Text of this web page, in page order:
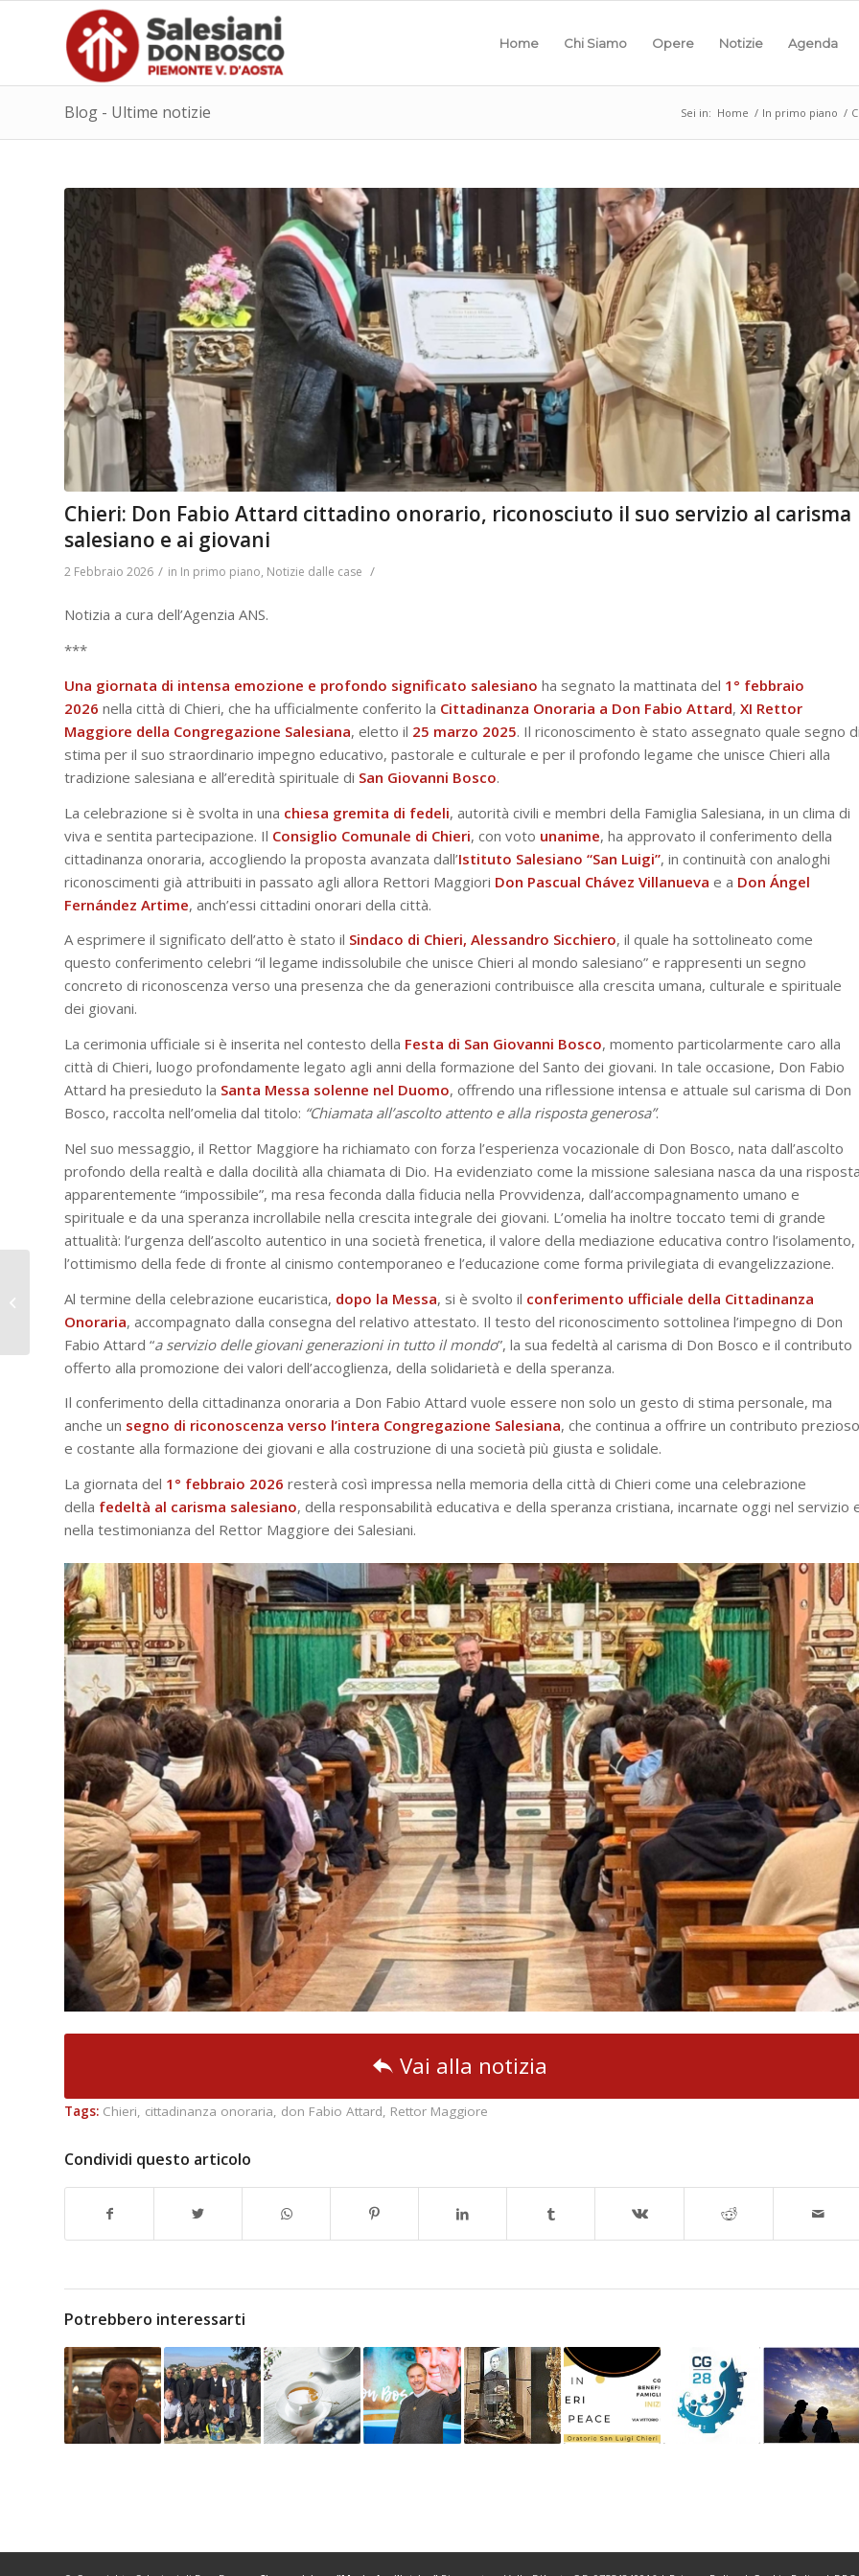
Home Chi Siamo Opere Notizie Agenda
Blog - Ultime notizie Sei in: Home / In primo piano /
Chieri: Don Fabio Attard cittadino onorario, riconosciuto il suo servizio al carisma
salesiano e ai giovani
2 Febbraio 2026 / in In primo piano, Notizie dalle case /
Notizia a cura dell’Agenzia ANS.
***
Una giornata di intensa emozione e profondo significato salesiano ha segnato la mattinata del 1° febbraio
2026 nella città di Chieri, che ha ufficialmente conferito la Cittadinanza Onoraria a Don Fabio Attard, XI Rettor
Maggiore della Congregazione Salesiana, eletto il 25 marzo 2025. Il riconoscimento è stato assegnato quale segno
stima per il suo straordinario impegno educativo, pastorale e culturale e per il profondo legame che unisce Chieri alla
tradizione salesiana e all’eredità spirituale di San Giovanni Bosco.
La celebrazione si è svolta in una chiesa gremita di fedeli, autorità civili e membri della Famiglia Salesiana, in un clima di
viva e sentita partecipazione. Il Consiglio Comunale di Chieri, con voto unanime, ha approvato il conferimento della
cittadinanza onoraria, accogliendo la proposta avanzata dall’Istituto Salesiano “San Luigi”, in continuità con analoghi
riconoscimenti già attribuiti in passato agli allora Rettori Maggiori Don Pascual Chávez Villanueva e a Don Ángel
Fernández Artime, anch’essi cittadini onorari della città.
A esprimere il significato dell’atto è stato il Sindaco di Chieri, Alessandro Sicchiero, il quale ha sottolineato come
questo conferimento celebri “il legame indissolubile che unisce Chieri al mondo salesiano” e rappresenti un segno
concreto di riconoscenza verso una presenza che da generazioni contribuisce alla crescita umana, culturale e spirituale
dei giovani.
La cerimonia ufficiale si è inserita nel contesto della Festa di San Giovanni Bosco, momento particolarmente caro alla
città di Chieri, luogo profondamente legato agli anni della formazione del Santo dei giovani. In tale occasione, Don Fabio
Attard ha presieduto la Santa Messa solenne nel Duomo, offrendo una riflessione intensa e attuale sul carisma di Don
Bosco, raccolta nell’omelia dal titolo: “Chiamata all’ascolto attento e alla risposta generosa”.
Nel suo messaggio, il Rettor Maggiore ha richiamato con forza l’esperienza vocazionale di Don Bosco, nata dall’ascolto
profondo della realtà e dalla docilità alla chiamata di Dio. Ha evidenziato come la missione salesiana nasca da una
apparentemente “impossibile”, ma resa feconda dalla fiducia nella Provvidenza, dall’accompagnamento umano e
spirituale e da una speranza incrollabile nella crescita integrale dei giovani. L’omelia ha inoltre toccato temi di grande
attualità: l’urgenza dell’ascolto autentico in una società frenetica, il valore della mediazione educativa contro l’isolamento,
l’ottimismo della fede di fronte al cinismo contemporaneo e l’educazione come forma privilegiata di evangelizzazione.
Al termine della celebrazione eucaristica, dopo la Messa, si è svolto il conferimento ufficiale della Cittadinanza
Onoraria, accompagnato dalla consegna del relativo attestato. Il testo del riconoscimento sottolinea l’impegno di Don
Fabio Attard “a servizio delle giovani generazioni in tutto il mondo”, la sua fedeltà al carisma di Don Bosco e il contributo
offerto alla promozione dei valori dell’accoglienza, della solidarietà e della speranza.
Il conferimento della cittadinanza onoraria a Don Fabio Attard vuole essere non solo un gesto di stima personale, ma
anche un segno di riconoscenza verso l’intera Congregazione Salesiana, che continua a offrire un contributo prezioso
e costante alla formazione dei giovani e alla costruzione di una società più giusta e solidale.
La giornata del 1° febbraio 2026 resterà così impressa nella memoria della città di Chieri come una celebrazione
della fedeltà al carisma salesiano, della responsabilità educativa e della speranza cristiana, incarnate oggi nel servizio
nella testimonianza del Rettor Maggiore dei Salesiani.
Vai alla notizia
Tags: Chieri, cittadinanza onoraria, don Fabio Attard, Rettor Maggiore
Condividi questo articolo
Potrebbero interessarti
Lettera dell’Ispettore –
Gennaio 2026
(Solennità di San
Giovanni Bosco...